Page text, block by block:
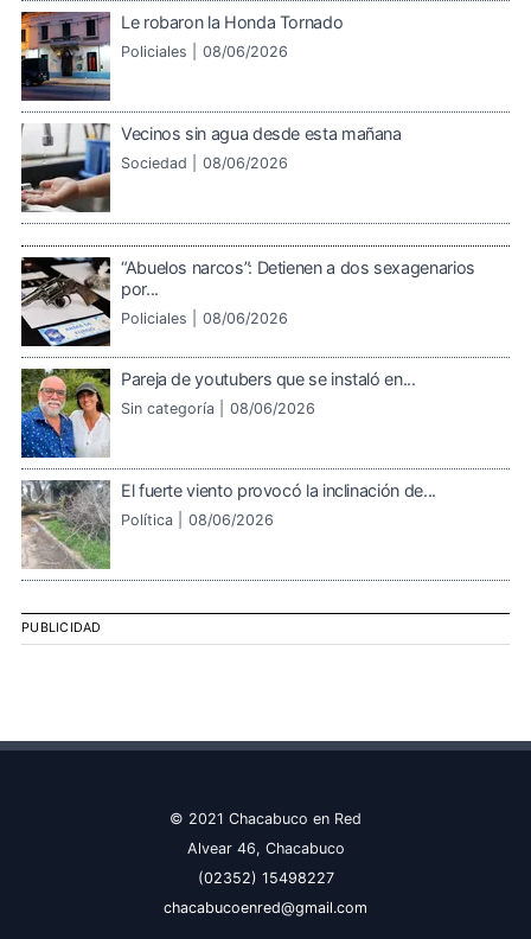
Le robaron la Honda Tornado
Policiales | 08/06/2026
Vecinos sin agua desde esta mañana
Sociedad | 08/06/2026
“Abuelos narcos”: Detienen a dos sexagenarios
por...
Policiales | 08/06/2026
Pareja de youtubers que se instaló en...
Sin categoría | 08/06/2026
El fuerte viento provocó la inclinación de...
Política | 08/06/2026
PUBLICIDAD
© 2021 Chacabuco en Red
Alvear 46, Chacabuco
(02352) 15498227
chacabucoenred@gmail.com